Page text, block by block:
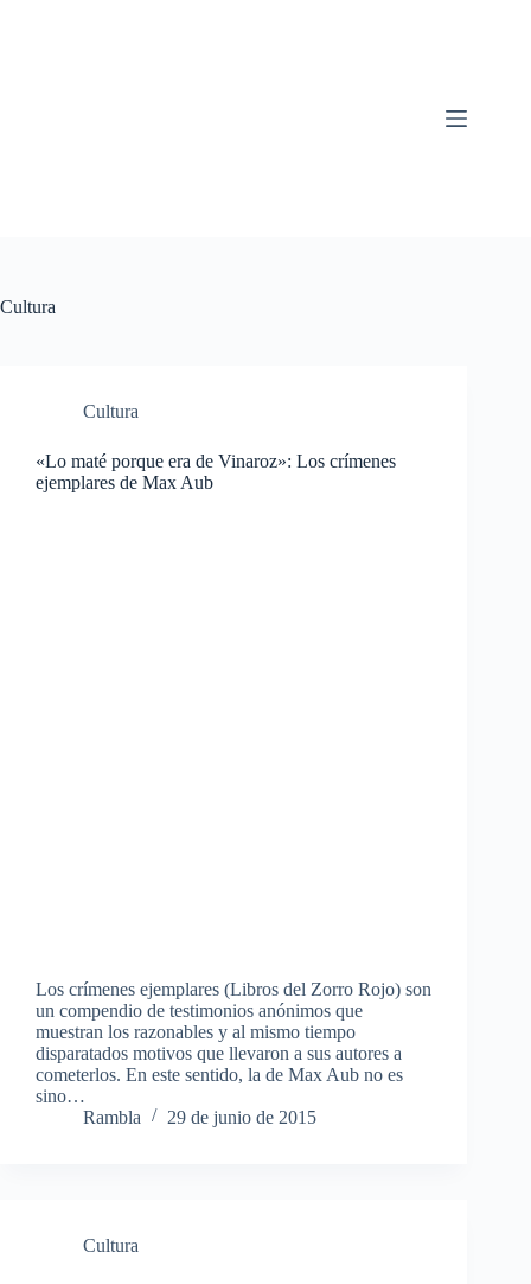
Cultura
Cultura
«Lo maté porque era de Vinaroz»: Los crímenes
ejemplares de Max Aub
Los crímenes ejemplares (Libros del Zorro Rojo) son
un compendio de testimonios anónimos que
muestran los razonables y al mismo tiempo
disparatados motivos que llevaron a sus autores a
cometerlos. En este sentido, la de Max Aub no es
sino…
Rambla
29 de junio de 2015
Cultura